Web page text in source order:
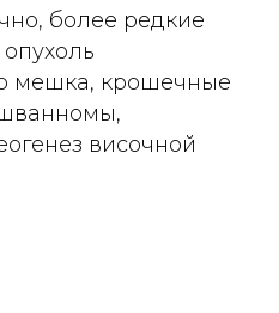
более редкие
мешка, крошечные
височной